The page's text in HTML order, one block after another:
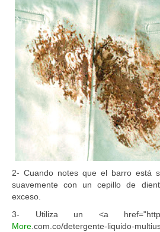
2- Cuando notes que el barro está
suavemente con un cepillo de
exceso.
3- Utiliza un <a
More.com.co/detergente-liquido-